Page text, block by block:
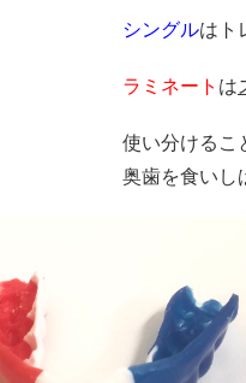
シングルはト
ラミネート は
使い分けるこ
奥歯を食いし